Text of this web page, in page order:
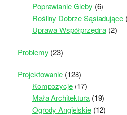
Poprawianie Gleby (6)
Rośliny Dobrze Sąsiadujące
Uprawa Współprzędna(2)
Problemy (23)
Projektowanie(128)
Kompozycje(17)
Mała Architektura(19)
Ogrody Angielskie(12)